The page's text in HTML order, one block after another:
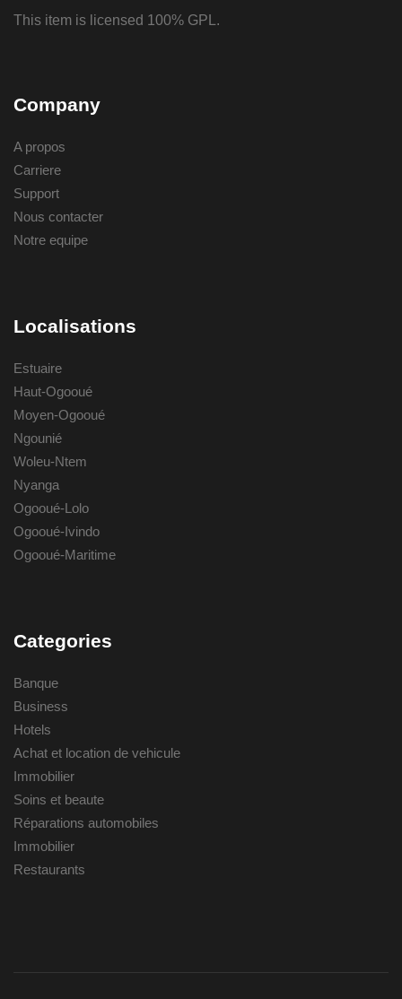
This item is licensed 100% GPL.
Company
A propos
Carriere
Support
Nous contacter
Notre equipe
Localisations
Estuaire
Haut-Ogooué
Moyen-Ogooué
Ngounié
Woleu-Ntem
Nyanga
Ogooué-Lolo
Ogooué-Ivindo
Ogooué-Maritime
Categories
Banque
Business
Hotels
Achat et location de vehicule
Immobilier
Soins et beaute
Réparations automobiles
Immobilier
Restaurants